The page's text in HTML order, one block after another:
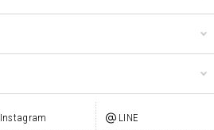
Instagram LINE